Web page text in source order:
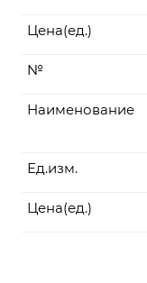
Цена(ед.)
№
Наименование
Ед.изм.
Цена(ед.)